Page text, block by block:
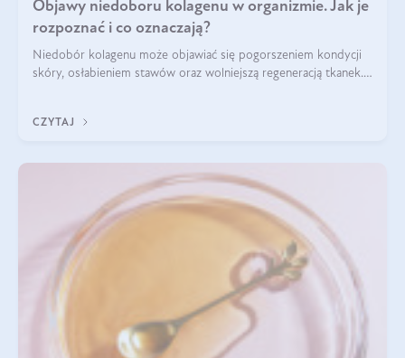
Objawy niedoboru kolagenu w organizmie. Jak je
rozpoznać i co oznaczają?
Niedobór kolagenu może objawiać się pogorszeniem kondycji
skóry, osłabieniem stawów oraz wolniejszą regeneracją tkanek.
osłabienie włosów.
CZYTAJ